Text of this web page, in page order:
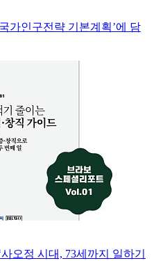
가인구전략 기본계획’에 담
오정 시대, 73세까지 일하기